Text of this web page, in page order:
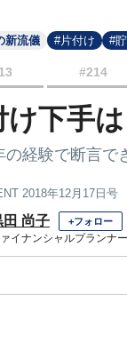
新流儀 #片付け #
#214
け下手
の経験で断言で
2018年12月17日号
田 尚子 +フォロー
イナンシャルプランナー